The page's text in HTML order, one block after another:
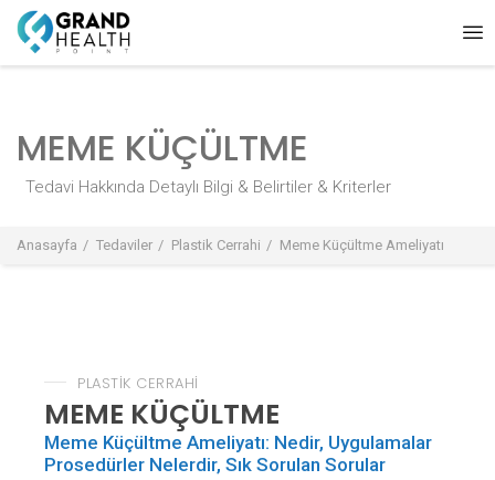
MEME KÜÇÜLTME
Tedavi Hakkında Detaylı Bilgi & Belirtiler & Kriterler
Anasayfa Tedaviler Plastik Cerrahi Meme Küçültme Ameliyatı
PLASTİK CERRAHİ
MEME KÜÇÜLTME
Meme Küçültme Ameliyatı: Nedir, Uygulamalar
Prosedürler Nelerdir, Sık Sorulan Sorular